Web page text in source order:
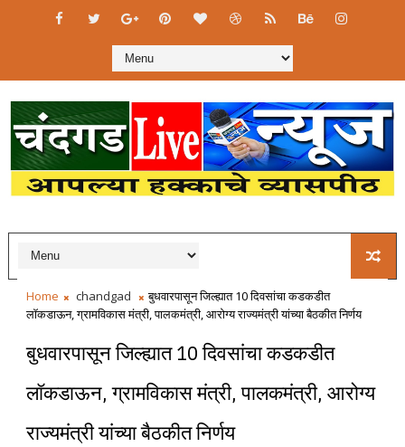
Home chandgad
बुधवारपासून जिल्ह्यात 10 दिवसांचा कडकडीत
लॉकडाऊन, ग्रामविकास मंत्री, पालकमंत्री, आरोग्य राज्यमंत्री यांच्या बैठकीत निर्णय
बुधवारपासून जिल्ह्यात 10 दिवसांचा कडकडीत
लॉकडाऊन, ग्रामविकास मंत्री, पालकमंत्री, आरोग्य
राज्यमंत्री यांच्या बैठकीत निर्णय